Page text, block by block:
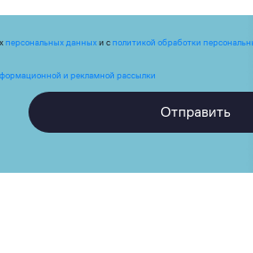
персональных данныхи сполитикой обработки
и рекламной рассылки
Отправить